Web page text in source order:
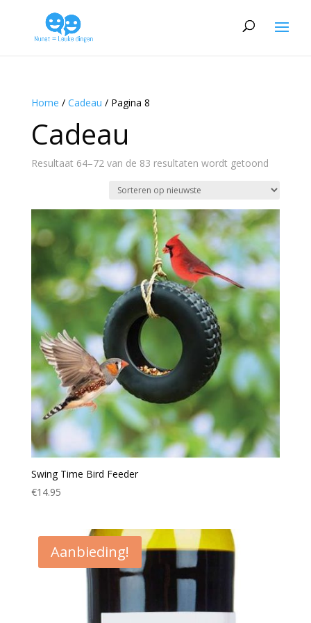
Home / Cadeau / Pagina 8
Cadeau
Resultaat 64–72 van de 83 resultaten wordt getoond
nieuwste
Swing Time Bird Feeder
€14.95
Aanbieding!